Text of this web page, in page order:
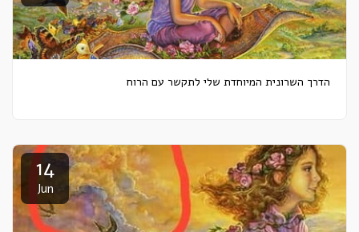
הדרך השרונית המיוחדת שלי לתקשר עם הרוח
14
Jun